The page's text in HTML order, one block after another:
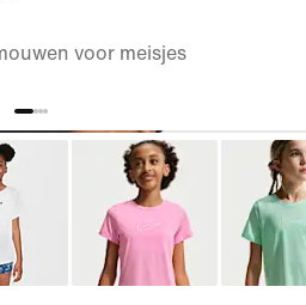
voor meisjes